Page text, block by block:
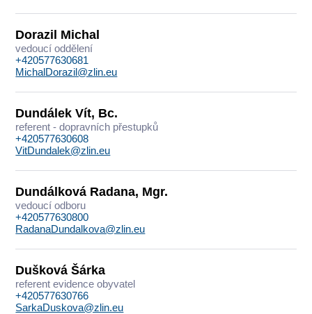
Dorazil Michal
vedoucí oddělení
+420577630681
MichalDorazil@zlin.eu
Dundálek Vít, Bc.
referent - dopravních přestupků
+420577630608
VitDundalek@zlin.eu
Dundálková Radana, Mgr.
vedoucí odboru
+420577630800
RadanaDundalkova@zlin.eu
Dušková Šárka
referent evidence obyvatel
+420577630766
SarkaDuskova@zlin.eu